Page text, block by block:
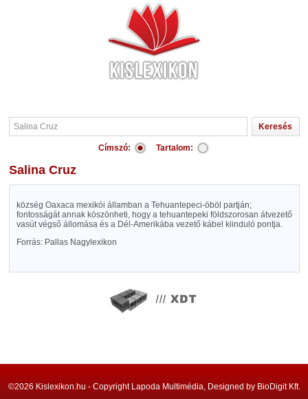
Címszó: Tartalom:
Salina Cruz
község Oaxaca mexikói államban a Tehuantepeci-öböl partján;
fontosságát annak köszönheti, hogy a tehuantepeki földszorosan átvezető
vasút végső állomása és a Dél-Amerikába vezető kábel kiinduló pontja.
Forrás: Pallas Nagylexikon
©2026 Kislexikon.hu - Copyright Lapoda Multimédia, Designed by BioDigit Kft.